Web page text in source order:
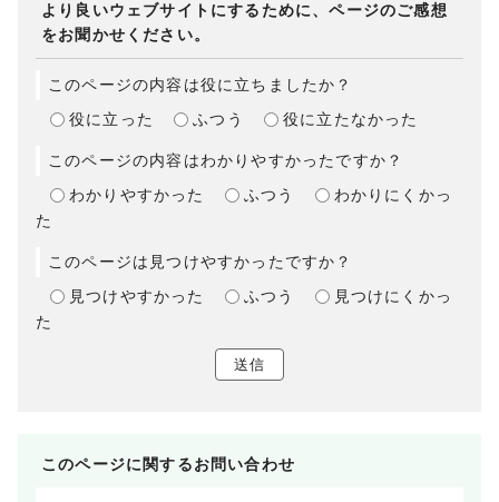
より良いウェブサイトにするために、ページのご感想
をお聞かせください。
このページの内容は役に立ちましたか？
役に立った
ふつう 役に立たなかった
このページの内容はわかりやすかったですか？
わかりやすかった
ふつう
わかりにくかっ
た
このページは見つけやすかったですか？
見つけやすかった
ふつう
見つけにくかっ
た
送信
このページに関するお問い合わせ